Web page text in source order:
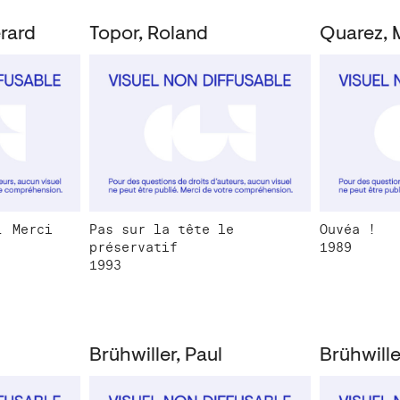
Merci
Topor, Roland
Pas sur la tête le
préservatif
1993
Quarez,
Ouvéa !
1989
Brühwiller, Paul